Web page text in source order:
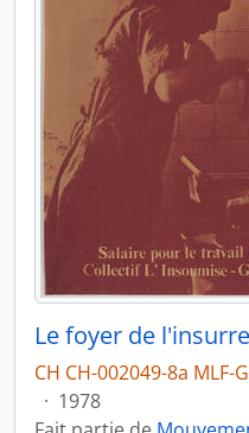
Le foyer de
CH CH-002049-8a MLF-
· 1978